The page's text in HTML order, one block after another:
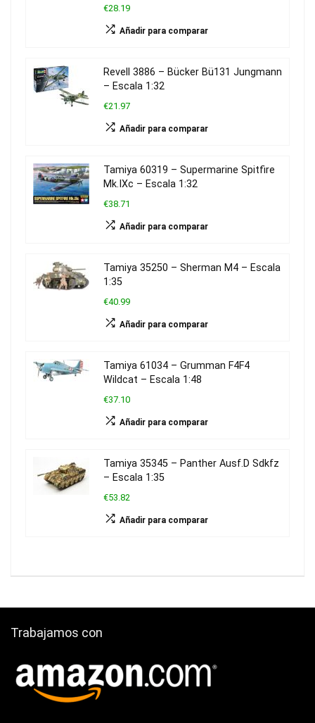
€28.19
Añadir para comparar
Revell 3886 – Bücker Bü131 Jungmann
– Escala 1:32
€21.97
Añadir para comparar
Tamiya 60319 – Supermarine Spitfire
Mk.IXc – Escala 1:32
€38.71
Añadir para comparar
Tamiya 35250 – Sherman M4 – Escala
1:35
€40.99
Añadir para comparar
Tamiya 61034 – Grumman F4F4
Wildcat – Escala 1:48
€37.10
Añadir para comparar
Tamiya 35345 – Panther Ausf.D Sdkfz
– Escala 1:35
€53.82
Añadir para comparar
Trabajamos con